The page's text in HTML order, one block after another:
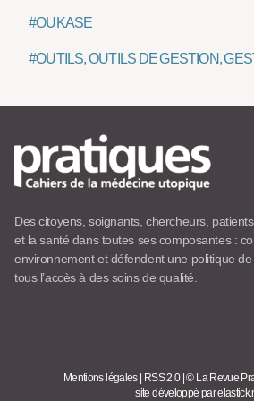
#OUKASE
#OUTILS, OUTILS DE GESTION,
Des citoyens, soignants, chercheurs,
et la santé dans toutes ses composantes :
environnement et défendent une politique
tous l’accès à des soins de qualité.
Mentions légales RSS 2.0 |© La Revue
site développé par